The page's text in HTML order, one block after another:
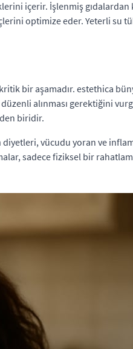
içerir. İşlenmiş gıdalardan
optimize eder. Yeterli su
bir aşamadır. estethica
alınması gerektiğini
biridir.
diyetleri, vücudu yoran ve
sadece fiziksel bir